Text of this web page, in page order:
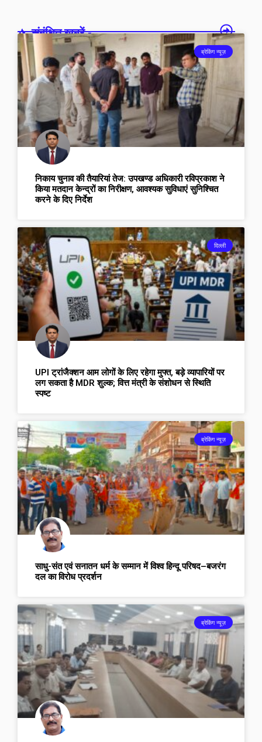
संबंधित खबरें -
ब्रेकिंग न्यूज़
निकाय चुनाव की तैयारियां तेज: उपखण्ड अधिकारी रविप्रकाश ने
किया मतदान केन्द्रों का निरीक्षण, आवश्यक सुविधाएं सुनिश्चित
करने के दिए निर्देश
दिल्ली
UPI ट्रांजैक्शन आम लोगों के लिए रहेगा मुफ्त, बड़े व्यापारियों पर
लग सकता है MDR शुल्क; वित्त मंत्री के संशोधन से स्थिति
स्पष्ट
ब्रेकिंग न्यूज़
साधु-संत एवं सनातन धर्म के सम्मान में विश्व हिन्दू परिषद–बजरंग
दल का विरोध प्रदर्शन
ब्रेकिंग न्यूज़